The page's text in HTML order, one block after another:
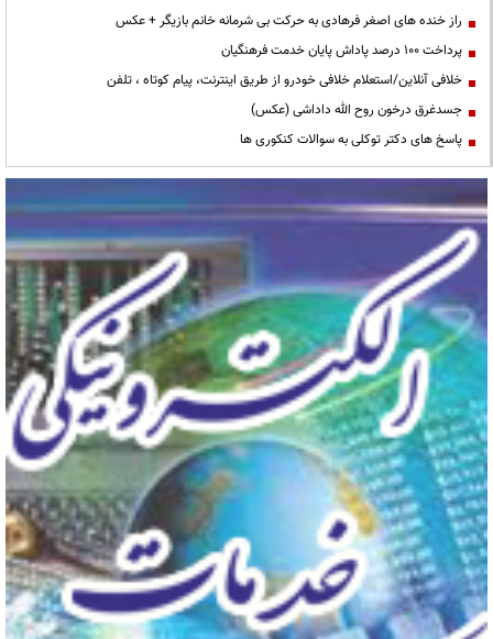
راز خنده های اصغر فرهادی به حرکت بی شرمانه خانم بازیگر + عکس
پرداخت ۱۰۰ درصد پاداش پایان خدمت فرهنگیان
خلافی آنلاین/استعلام خلافی خودرو از طریق اینترنت، پیام کوتاه ، تلفن
جسدغرق درخون روح الله داداشی (عکس)
پاسخ های دکتر توکلی به سوالات کنکوری ها